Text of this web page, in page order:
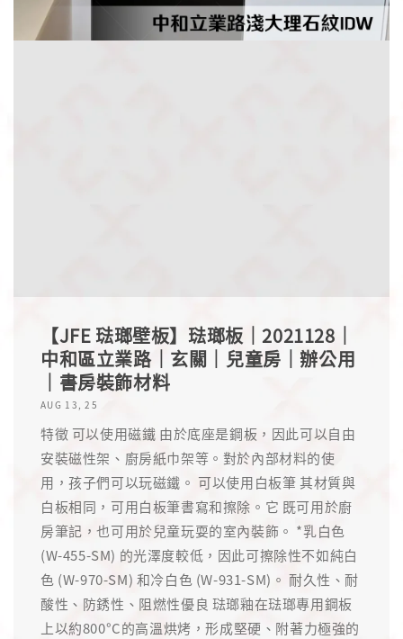
【JFE 琺瑯壁板】琺瑯板｜2021128｜
中和區立業路｜玄關｜兒童房｜辦公用
｜書房裝飾材料
AUG 13, 25
特徵 可以使用磁鐵 由於底座是鋼板，因此可以自由
安裝磁性架、廚房紙巾架等。對於內部材料的使
用，孩子們可以玩磁鐵。 可以使用白板筆 其材質與
白板相同，可用白板筆書寫和擦除。它 既可用於廚
房筆記，也可用於兒童玩耍的室內裝飾。 *乳白色
(W-455-SM) 的光澤度較低，因此可擦除性不如純白
色 (W-970-SM) 和冷白色 (W-931-SM)。 耐久性、耐
酸性、防銹性、阻燃性優良 琺瑯釉在琺瑯專用鋼板
上以約800°C的高溫烘烤，形成堅硬、附著力極強的